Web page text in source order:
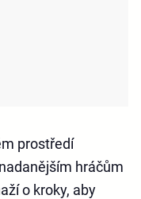
prostředí
hráčům
o kroky, aby